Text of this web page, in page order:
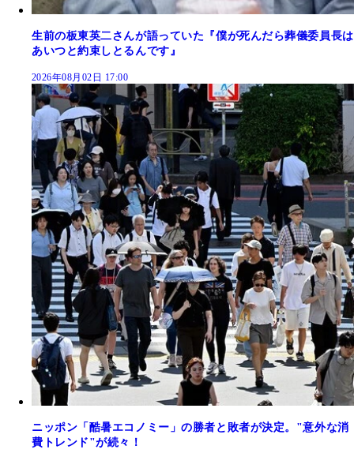
生前の板東英二さんが語っていた『僕が死んだら葬儀委員長は
あいつと約束しとるんです』
2026年08月02日 17:00
ニッポン「酷暑エコノミー」の勝者と敗者が決定。"意外な消
費トレンド"が続々！